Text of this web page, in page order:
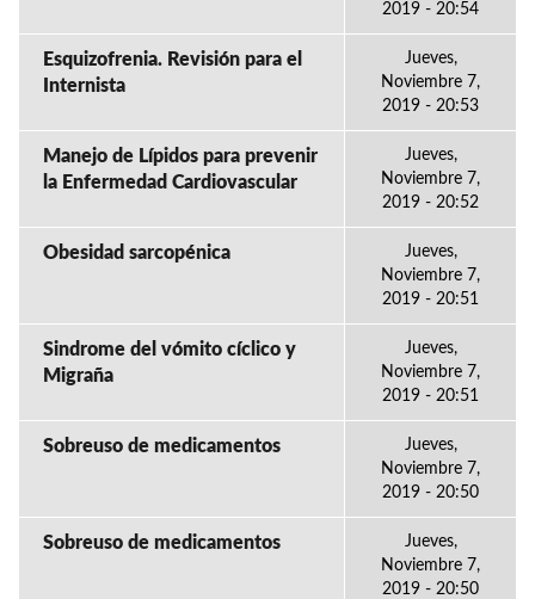
2019 - 20:54
Esquizofrenia. Revisión para el
Internista
Jueves,
Noviembre 7,
2019 - 20:53
Manejo de Lípidos para prevenir
la Enfermedad Cardiovascular
Jueves,
Noviembre 7,
2019 - 20:52
Obesidad sarcopénica
Jueves,
Noviembre 7,
2019 - 20:51
Sindrome del vómito cíclico y
Migraña
Jueves,
Noviembre 7,
2019 - 20:51
Sobreuso de medicamentos
Jueves,
Noviembre 7,
2019 - 20:50
Sobreuso de medicamentos
Jueves,
Noviembre 7,
2019 - 20:50